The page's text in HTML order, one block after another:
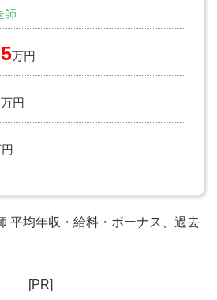
師
万円
万円
平均年収・給料・ボーナス、過去
[PR]